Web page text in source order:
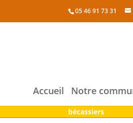
05 46 91 73 31
Accueil Notre
bécassiers